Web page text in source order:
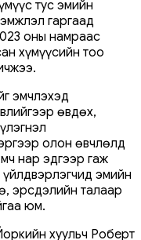
тус эмийн
гаргаад
оны намраас
хүмүүсийн тоо
эмчлэхэд
өвдөх,
олон өвчлөлд
нар эдгээр гаж
эмийн
эрсдэлийн талаар
юм.
хуульч Роберт